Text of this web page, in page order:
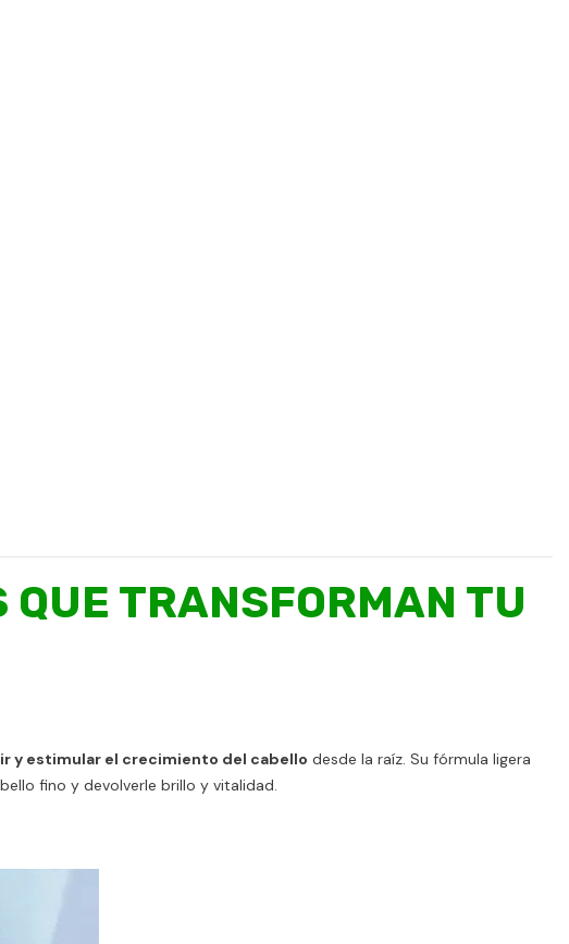
TRANSFORMAN TU
y estimular el crecimiento del cabello desde la raíz. Su fórmula ligera
fino y devolverle brillo y vitalidad.